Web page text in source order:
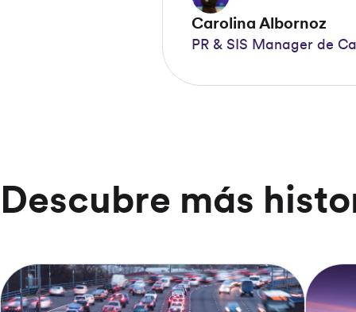
Carolina Albornoz
PR & SIS Manager de
Descubre más